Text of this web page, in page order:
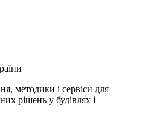
методики і сервіси для
рішень у будівлях і